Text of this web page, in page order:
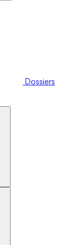
Dossiers